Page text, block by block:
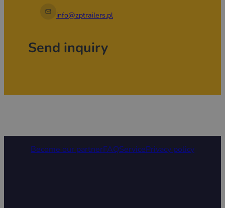
info@zptrailers.pl
Send inquiry
Become our partnerFAQServicePrivacy policy